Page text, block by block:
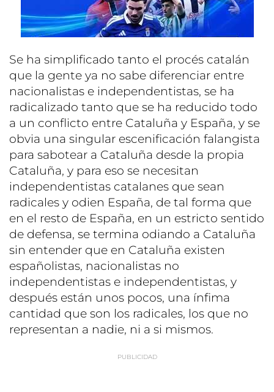
Se ha simplificado tanto el procés catalán
que la gente ya no sabe diferenciar entre
nacionalistas e independentistas, se ha
radicalizado tanto que se ha reducido todo
a un conflicto entre Cataluña y España, y se
obvia una singular escenificación falangista
para sabotear a Cataluña desde la propia
Cataluña, y para eso se necesitan
independentistas catalanes que sean
radicales y odien España, de tal forma que
en el resto de España, en un estricto sentido
de defensa, se termina odiando a Cataluña
sin entender que en Cataluña existen
españolistas, nacionalistas no
independentistas e independentistas, y
después están unos pocos, una ínfima
cantidad que son los radicales, los que no
representan a nadie, ni a si mismos.